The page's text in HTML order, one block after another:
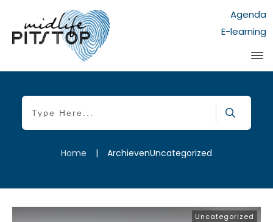
Agenda
E-learning
Home | ArchievenUncategorized
Uncategorized